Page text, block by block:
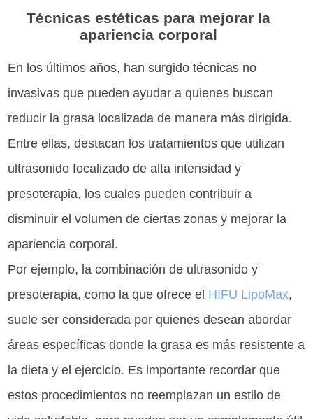
Técnicas estéticas para mejorar la
apariencia corporal
En los últimos años, han surgido técnicas no
invasivas que pueden ayudar a quienes buscan
reducir la grasa localizada de manera más dirigida.
Entre ellas, destacan los tratamientos que utilizan
ultrasonido focalizado de alta intensidad y
presoterapia, los cuales pueden contribuir a
disminuir el volumen de ciertas zonas y mejorar la
apariencia corporal.
Por ejemplo, la combinación de ultrasonido y
presoterapia, como la que ofrece el HIFU LipoMax,
suele ser considerada por quienes desean abordar
áreas específicas donde la grasa es más resistente a
la dieta y el ejercicio. Es importante recordar que
estos procedimientos no reemplazan un estilo de